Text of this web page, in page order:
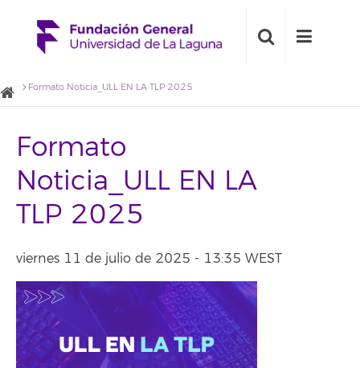
Formato Noticia_ULL EN LA TLP 2025
Formato
Noticia_ULL EN LA
TLP 2025
viernes 11 de julio de 2025 - 13:35 WEST